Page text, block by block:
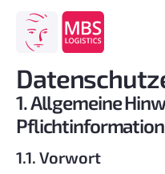
Inhalt
springen
1. Allgemeine
1.1. Vorwort